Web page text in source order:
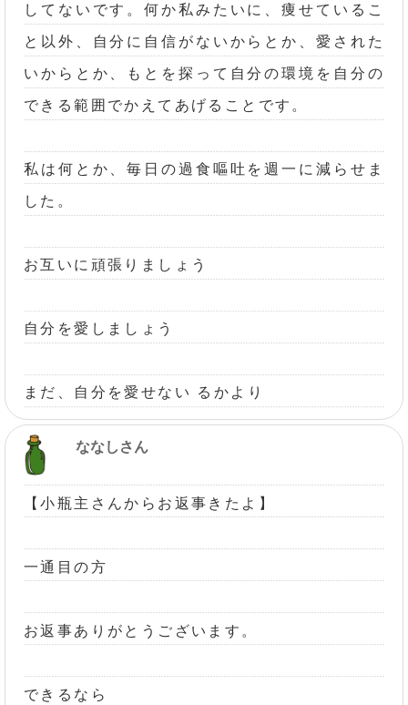
してないです。何か私みたいに、痩せているこ
と以外、自分に自信がないからとか、愛された
いからとか、もとを探って自分の環境を自分の
できる範囲でかえてあげることです。
私は何とか、毎日の過食嘔吐を週一に減らせま
した。
お互いに頑張りましょう
自分を愛しましょう
まだ、自分を愛せない るかより
ななしさん
【小瓶主さんからお返事きたよ】
一通目の方
お返事ありがとうございます。
できるなら